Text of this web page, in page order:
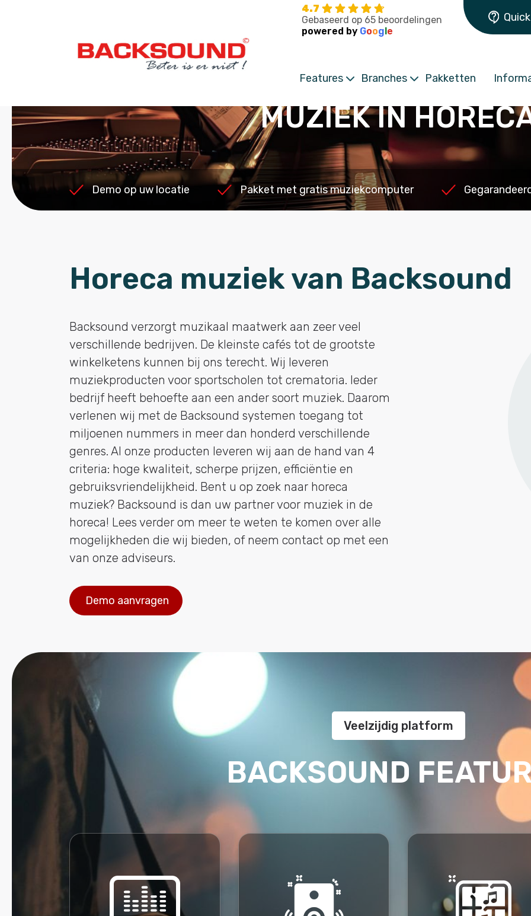
4.7
Gebaseerd op 65 beoordelingen
powered by Google
Features Branches Pakketten
MUZIEK IN
Demo op uw locatie Pakket met gratis muziekcomputer
Horeca muziek van Backsound
Backsound verzorgt muzikaal maatwerk aan zeer veel
verschillende bedrijven. De kleinste cafés tot de grootste
winkelketens kunnen bij ons terecht. Wij leveren
muziekproducten voor sportscholen tot crematoria. Ieder
bedrijf heeft behoefte aan een ander soort muziek. Daarom
verlenen wij met de Backsound systemen toegang tot
miljoenen nummers in meer dan honderd verschillende
genres. Al onze producten leveren wij aan de hand van 4
criteria: hoge kwaliteit, scherpe prijzen, efficiëntie en
gebruiksvriendelijkheid. Bent u op zoek naar horeca
muziek? Backsound is dan uw partner voor muziek in de
horeca! Lees verder om meer te weten te komen over alle
mogelijkheden die wij bieden, of neem contact op met een
van onze adviseurs.
Demo aanvragen
Veelzijdig platform
BACKSOUND